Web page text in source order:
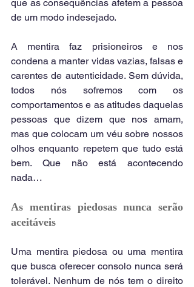
que as consequências afetem a pessoa
de um modo indesejado.
A mentira faz prisioneiros e nos
condena a manter vidas vazias, falsas e
carentes de autenticidade. Sem dúvida,
todos nós sofremos com os
comportamentos e as atitudes daquelas
pessoas que dizem que nos amam,
mas que colocam um véu sobre nossos
olhos enquanto repetem que tudo está
bem. Que não está acontecendo
nada…
As mentiras piedosas nunca serão
aceitáveis
Uma mentira piedosa ou uma mentira
que busca oferecer consolo nunca será
tolerável. Nenhum de nós tem o direito